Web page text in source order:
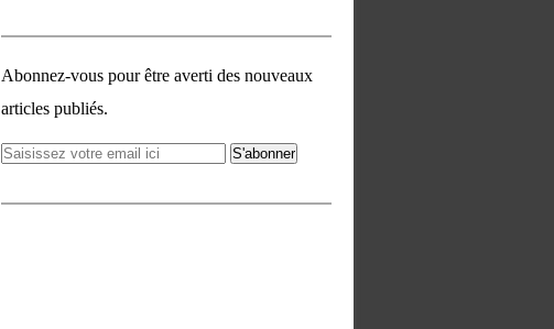
Abonnez-vous pour être averti des nouveaux
articles publiés.